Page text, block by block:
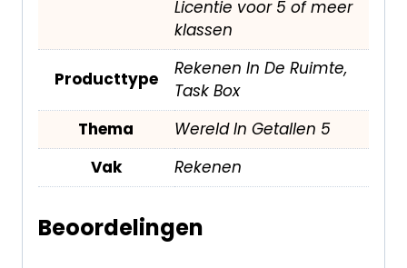
Licentie voor 5 of meer
klassen
Producttype
Rekenen In De Ruimte,
Task Box
Thema
Wereld In Getallen 5
Vak
Rekenen
Beoordelingen